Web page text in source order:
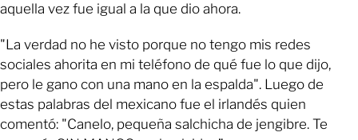
aquella vez fue igual a la que dio ahora.
"La verdad no he visto porque no tengo mis redes
sociales ahorita en mi teléfono de qué fue lo que dijo,
pero le gano con una mano en la espalda". Luego de
estas palabras del mexicano fue el irlandés quien
comentó: "Canelo, pequeña salchicha de jengibre. Te